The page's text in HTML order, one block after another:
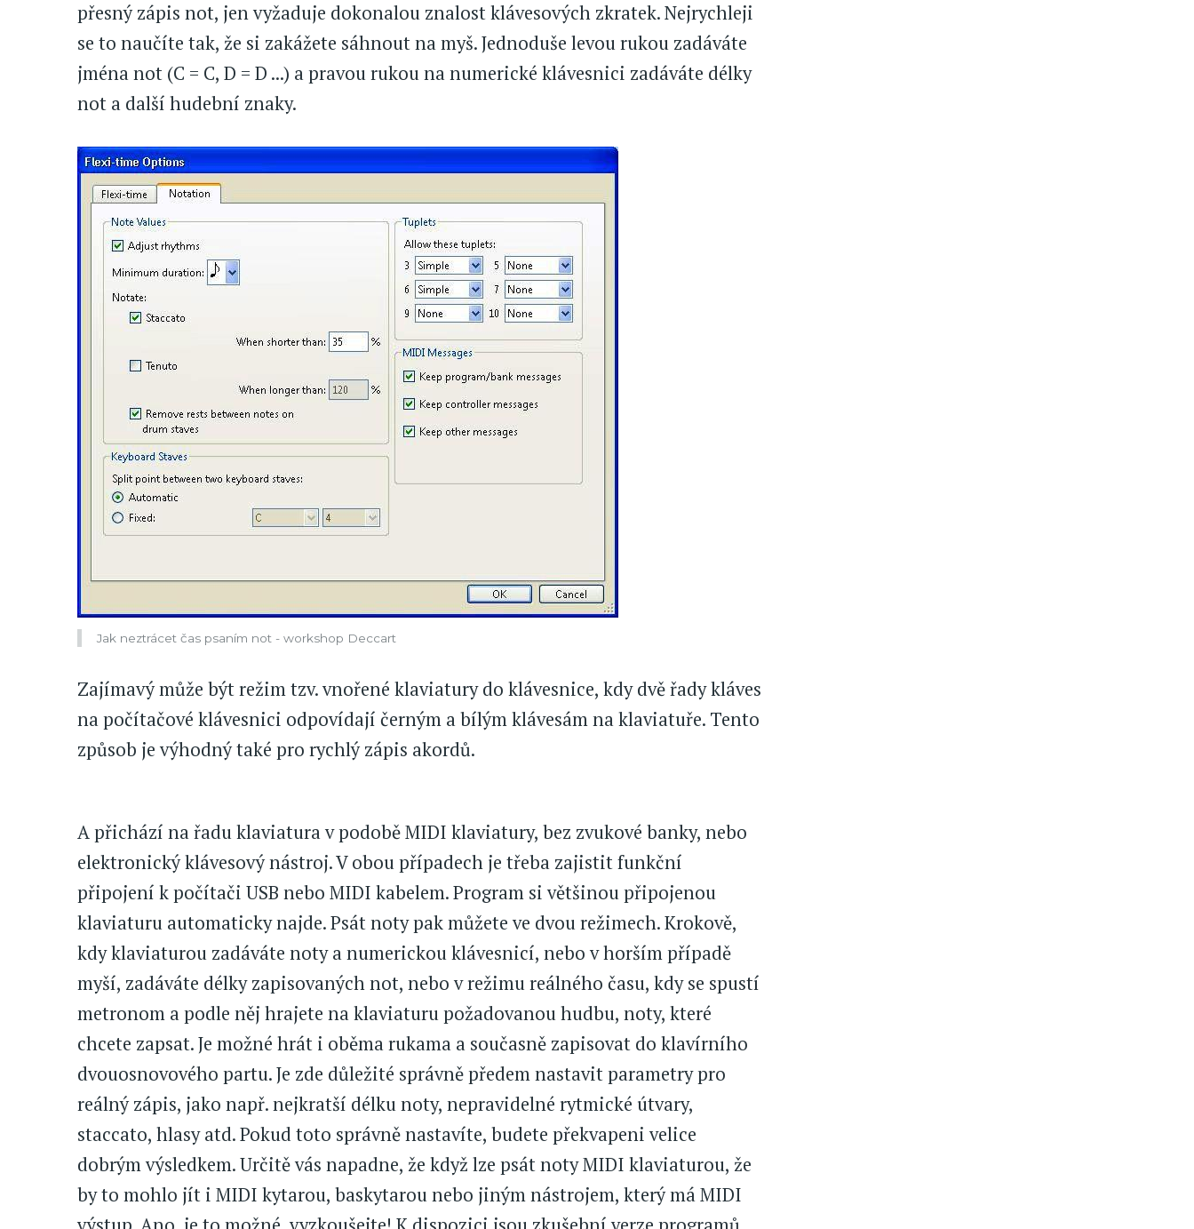
přesný zápis not, jen vyžaduje dokonalou znalost klávesových zkratek. Nejrychleji
se to naučíte tak, že si zakážete sáhnout na myš. Jednoduše levou rukou zadáváte
jména not (C = C, D = D ...) a pravou rukou na numerické klávesnici zadáváte délky
not a další hudební znaky.
Jak neztrácet čas psaním not - workshop Deccart
Zajímavý může být režim tzv. vnořené klaviatury do klávesnice, kdy dvě řady kláves
na počítačové klávesnici odpovídají černým a bílým klávesám na klaviatuře. Tento
způsob je výhodný také pro rychlý zápis akordů.
A přichází na řadu klaviatura v podobě MIDI klaviatury, bez zvukové banky, nebo
elektronický klávesový nástroj. V obou případech je třeba zajistit funkční
připojení k počítači USB nebo MIDI kabelem. Program si většinou připojenou
klaviaturu automaticky najde. Psát noty pak můžete ve dvou režimech. Krokově,
kdy klaviaturou zadáváte noty a numerickou klávesnicí, nebo v horším případě
myší, zadáváte délky zapisovaných not, nebo v režimu reálného času, kdy se spustí
metronom a podle něj hrajete na klaviaturu požadovanou hudbu, noty, které
chcete zapsat. Je možné hrát i oběma rukama a současně zapisovat do klavírního
dvouosnovového partu. Je zde důležité správně předem nastavit parametry pro
reálný zápis, jako např. nejkratší délku noty, nepravidelné rytmické útvary,
staccato, hlasy atd. Pokud toto správně nastavíte, budete překvapeni velice
dobrým výsledkem. Určitě vás napadne, že když lze psát noty MIDI klaviaturou, že
by to mohlo jít i MIDI kytarou, baskytarou nebo jiným nástrojem, který má MIDI